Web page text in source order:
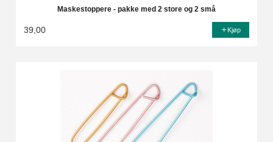
Maskestoppere - pakke med 2 store og 2 små
39,00 Kjøp